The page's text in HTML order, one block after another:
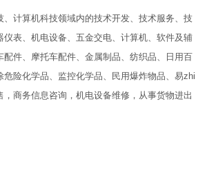
、计算机科技领域内的技术开发、技术服务、技
仪表、机电设备、五金交电、计算机、软件及辅
配件、摩托车配件、金属制品、纺织品、日用百
危险化学品、监控化学品、民用爆炸物品、易zhi
商务信息咨询，机电设备维修，从事货物进出